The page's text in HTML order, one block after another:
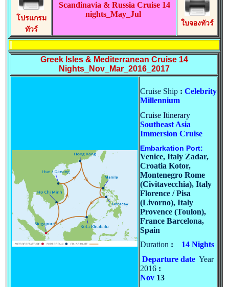
โปรแกรม
ทัวร์
Scandinavia & Russia Cruise 14
nights_May_Jul
ใบจองทัวร์
Greek Isles & Mediterranean Cruise 14
Nights_Nov_Mar_2016_2017
Cruise Ship :Celebrity
Millennium
Cruise Itinerary
Southeast Asia
Immersion Cruise
Embarkation Port:
Venice, Italy Zadar,
Croatia Kotor,
Montenegro Rome
(Civitavecchia), Italy
Florence / Pisa
(Livorno), Italy
Provence (Toulon),
France Barcelona,
Spain
Duration : 14 Nights
Departure date Year
2016 :
Nov 13